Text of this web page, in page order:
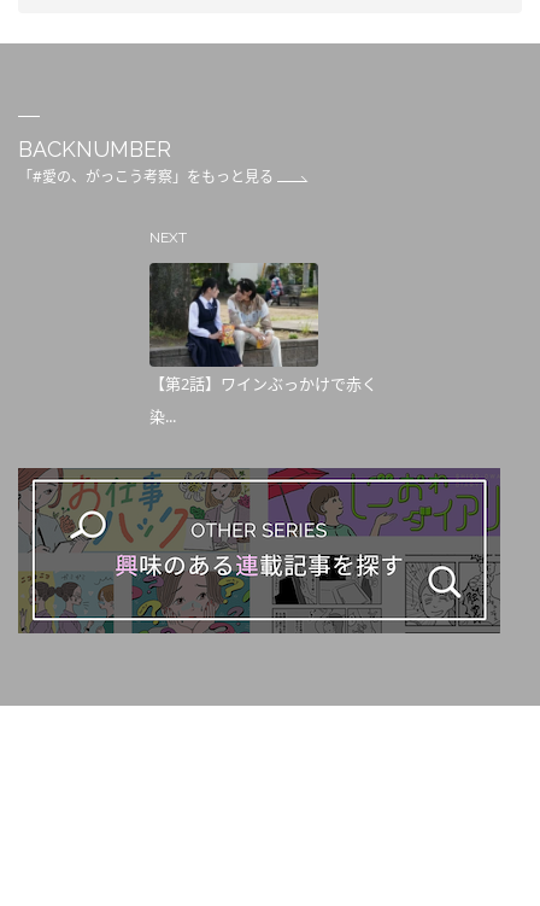
BACKNUMBER
「#愛の、がっこう考察」をもっと見る
NEXT
【第2話】ワインぶっかけで赤く
染...